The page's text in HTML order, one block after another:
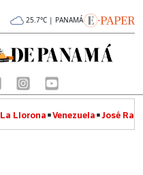
25.7°C | PANAMÁ
La Llorona Venezuela José